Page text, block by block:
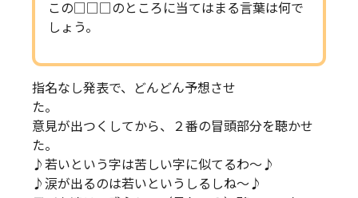
この□□□のところに当てはまる言葉は何で
しょう。
指名なし発表で、どんどん予想させ
た
意見が出つくしてから、２番の冒頭部分を聴かせ
た。
♪若いという字は苦しい字に似てるわ～♪
♪涙が出るのは若いというしるしね～♪